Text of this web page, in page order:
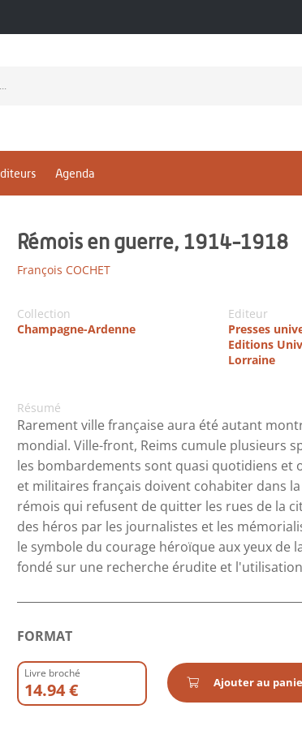
Agenda
Rémois en guerre, 1914-1918
François COCHET
Collection
Champagne-Ardenne
Editeur
Presses
Editions
Lorraine
Résumé
Rarement ville française aura été autant
mondial. Ville-front, Reims cumule plusieurs
les bombardements sont quasi quotidiens et
et militaires français doivent cohabiter dans
rémois qui refusent de quitter les rues de la
des héros par les journalistes et les
le symbole du courage héroïque aux yeux de
fondé sur une recherche érudite et
FORMAT
Livre broché
14.94 € Ajouter au